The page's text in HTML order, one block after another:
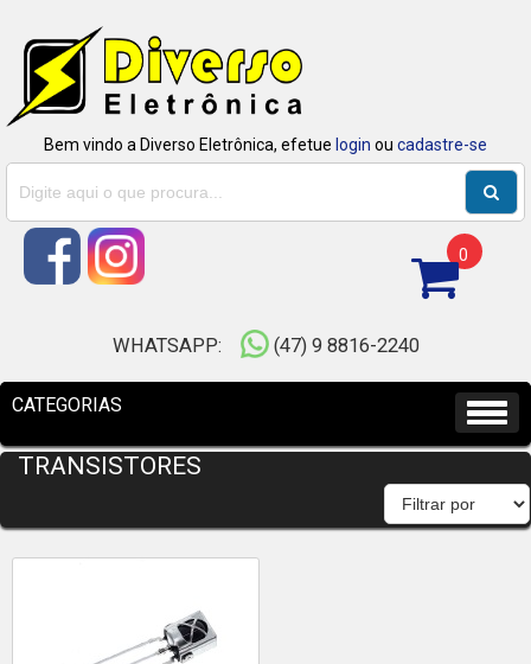
Bem vindo a Diverso Eletrônica, efetue login ou cadastre-se
0
WHATSAPP: (47) 9 8816-2240
TRANSISTORES